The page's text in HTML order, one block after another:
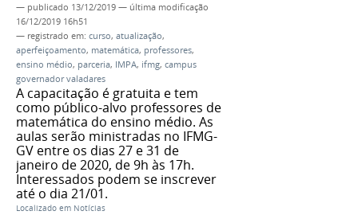
— publicado 13/12/2019 — última modificação
16/12/2019 16h51
— registrado em: curso, atualização,
aperfeiçoamento, matemática, professores,
ensino médio, parceria, IMPA, ifmg, campus
governador valadares
A capacitação é gratuita e tem
como público-alvo professores de
matemática do ensino médio. As
aulas serão ministradas no IFMG-
GV entre os dias 27 e 31 de
janeiro de 2020, de 9h às 17h.
Interessados podem se inscrever
até o dia 21/01.
Localizado em Notícias